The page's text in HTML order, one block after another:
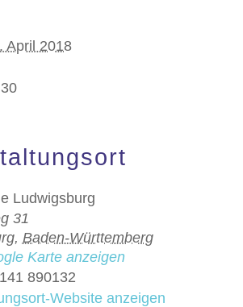
April 2018
Ludwigsburg
31
, Baden-Württemberg
Karte anzeigen
890132
Website anzeigen